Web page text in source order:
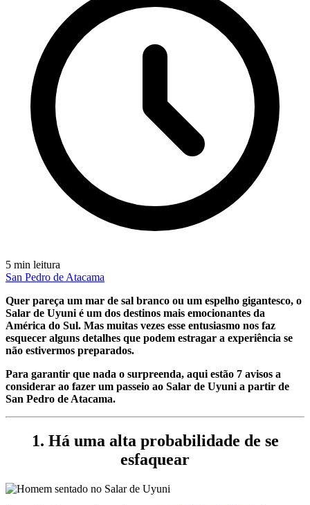
5 min leitura
San Pedro de Atacama
Quer pareça um mar de sal branco ou um espelho gigantesco, o
Salar de Uyuni é um dos destinos mais emocionantes da
América do Sul. Mas muitas vezes esse entusiasmo nos faz
esquecer alguns detalhes que podem estragar a experiência se
não estivermos preparados.
Para garantir que nada o surpreenda, aqui estão 7 avisos a
considerar ao fazer um passeio ao Salar de Uyuni a partir de
San Pedro de Atacama.
1. Há uma alta probabilidade de se
esfaquear